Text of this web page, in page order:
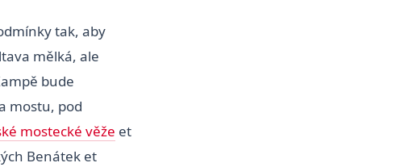
tak, aby
mělká, ale
bude
mostu, pod
mostecké věže et
Benátek et